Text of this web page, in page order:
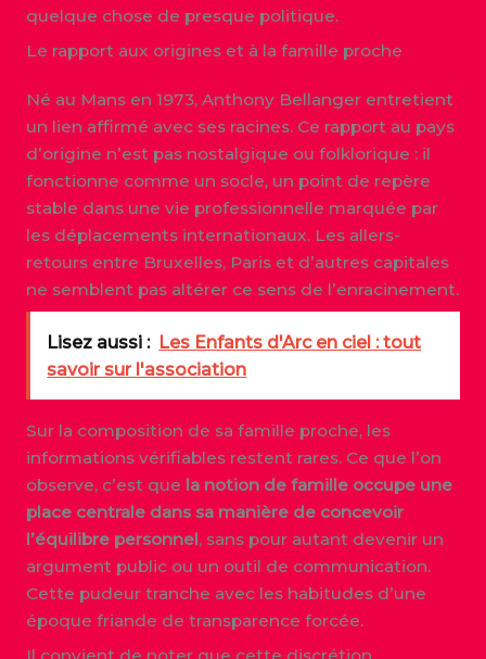
quelque chose de presque politique.
Le rapport aux origines et à la famille proche
Né au Mans en 1973, Anthony Bellanger entretient
un lien affirmé avec ses racines. Ce rapport au pays
d’origine n’est pas nostalgique ou folklorique : il
fonctionne comme un socle, un point de repère
stable dans une vie professionnelle marquée par
les déplacements internationaux. Les allers-
retours entre Bruxelles, Paris et d’autres capitales
ne semblent pas altérer ce sens de l’enracinement.
Lisez aussi : Les Enfants d'Arc en ciel : tout
savoir sur l'association
Sur la composition de sa famille proche, les
informations vérifiables restent rares. Ce que l’on
observe, c’est que la notion de famille occupe une
place centrale dans sa manière de concevoir
l’équilibre personnel, sans pour autant devenir un
argument public ou un outil de communication.
Cette pudeur tranche avec les habitudes d’une
époque friande de transparence forcée.